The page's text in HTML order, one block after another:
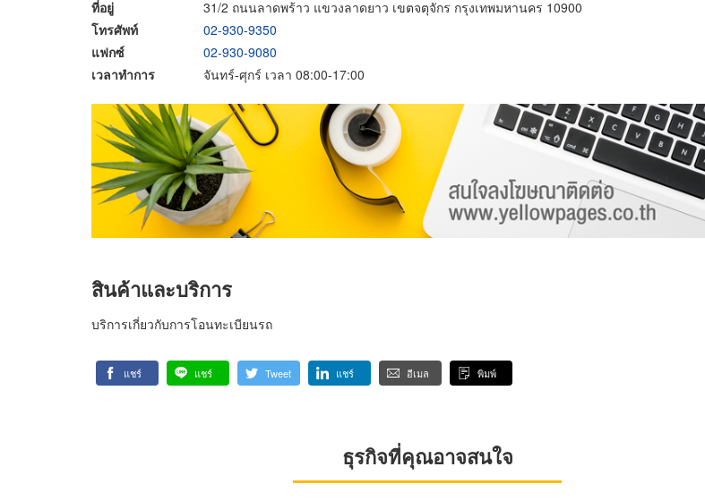
ที่อยู่
31/2 ถนนลาดพร้าว แขวงลาดยาว เขตจตุจักร กรุงเทพมหานคร 10900
โทรศัพท์
02-930-9350
แฟกซ์
02-930-9080
เวลาทำการ
จันทร์-ศุกร์ เวลา 08:00-17:00
สินค้าและบริการ
บริการเกี่ยวกับการโอนทะเบียนรถ
แชร์ แชร์ Tweet แชร์ อีเมล พิมพ์
ธุรกิจที่คุณอาจสนใจ